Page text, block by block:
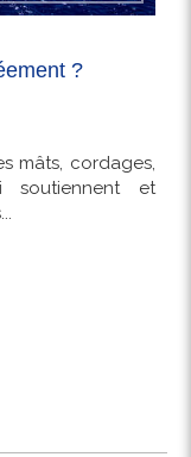
?
mâts, cordages,
soutiennent et